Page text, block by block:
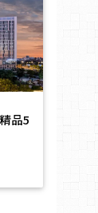
品5